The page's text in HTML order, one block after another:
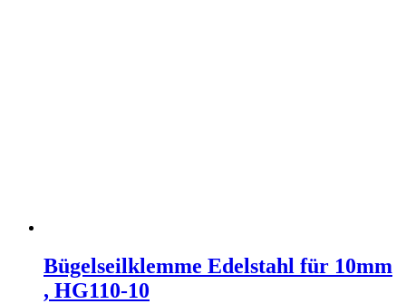
Bügelseilklemme Edelstahl für 10mm
, HG110-10